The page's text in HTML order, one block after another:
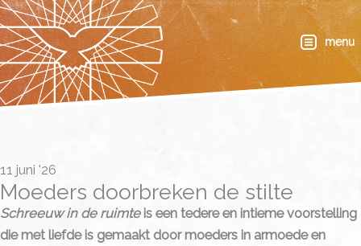
Ga
naar
de
inhoud
menu
11 juni '26
Moeders doorbreken de stilte
Schreeuw in de ruimteis een tedere en intieme voorstelling
die met liefde is gemaakt door moeders in armoede en